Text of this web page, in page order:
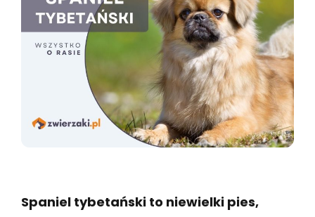
Spaniel tybetański to niewielki pies,